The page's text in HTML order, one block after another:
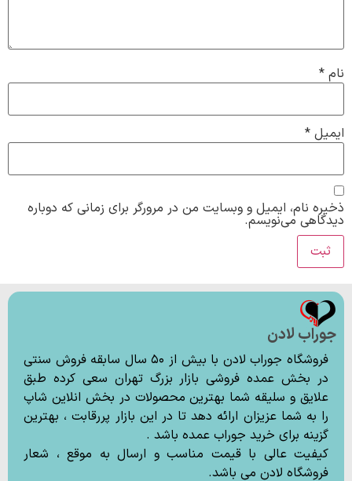
نام *
ایمیل *
ذخیره نام، ایمیل و وبسایت من در مرورگر برای زمانی که دوباره
دیدگاهی می‌نویسم.
جوراب لادن
فروشگاه جوراب لادن با بیش از ۵۰ سال سابقه فروش سنتی
در بخش عمده فروشی بازار بزرگ تهران سعی کرده طبق
علایق و سلیقه شما بهترین محصولات در بخش انلاین شاپ
را به شما عزیزان ارائه دهد تا در این بازار پررقابت ، بهترین
گزینه برای خرید جوراب عمده باشد .
کیفیت عالی با قیمت مناسب و ارسال به موقع ، شعار
فروشگاه لادن می باشد.